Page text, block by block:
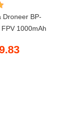
Droneer BP-
1000mAh